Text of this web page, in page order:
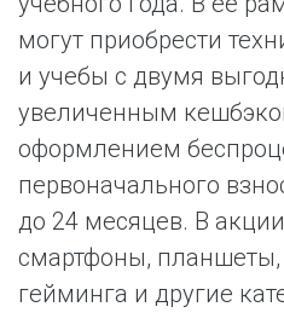
могут приобрести
и учебы с двумя
увеличенным
оформлением
первоначального
до 24 месяцев. В
смартфоны, планшеты,
гейминга и другие